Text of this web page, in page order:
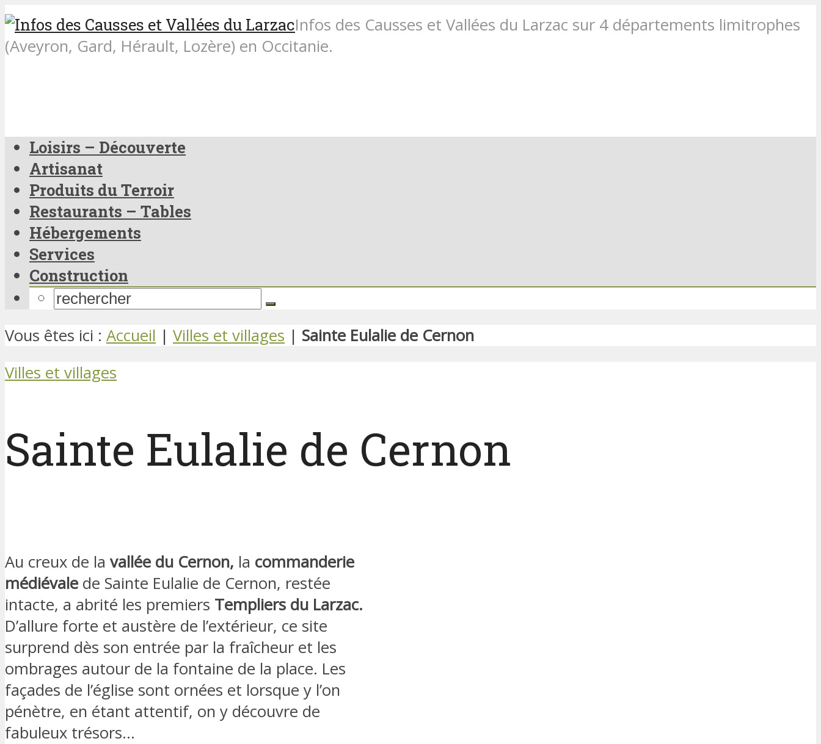
Infos des Causses et Vallées du Larzac sur 4 départements limitrophes
(Aveyron, Gard, Hérault, Lozère) en Occitanie.
Loisirs – Découverte
Artisanat
Produits du Terroir
Restaurants – Tables
Hébergements
Services
Construction
Vous êtes ici : Accueil | Villes et villages | Sainte Eulalie de Cernon
Villes et villages
Sainte Eulalie de Cernon
Au creux de la vallée du Cernon, la commanderie
médiévale de Sainte Eulalie de Cernon, restée
intacte, a abrité les premiers Templiers du Larzac.
D’allure forte et austère de l’extérieur, ce site
surprend dès son entrée par la fraîcheur et les
ombrages autour de la fontaine de la place. Les
façades de l’église sont ornées et lorsque y l’on
pénètre, en étant attentif, on y découvre de
fabuleux trésors…